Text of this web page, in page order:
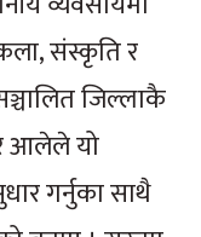
संस्कृति र
जिल्लाकै
आलेले यो
गर्नुका साथै